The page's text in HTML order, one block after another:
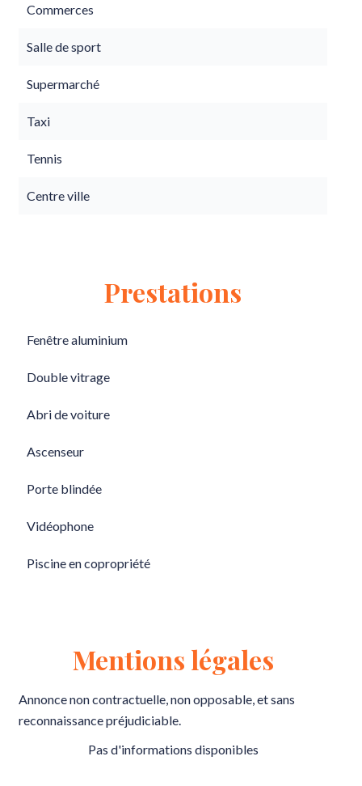
Commerces
Salle de sport
Supermarché
Taxi
Tennis
Centre ville
Prestations
Fenêtre aluminium
Double vitrage
Abri de voiture
Ascenseur
Porte blindée
Vidéophone
Piscine en copropriété
Mentions légales
Annonce non contractuelle, non opposable, et sans
reconnaissance préjudiciable.
Pas d'informations disponibles